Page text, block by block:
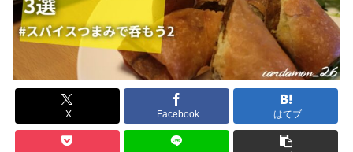
X Facebook はてブ